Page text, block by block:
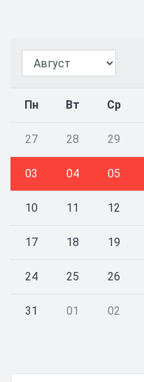
Пн Вт Ср
27 28 29
03 04 05
10 11 12
17 18 19
24 25 26
31 01 02